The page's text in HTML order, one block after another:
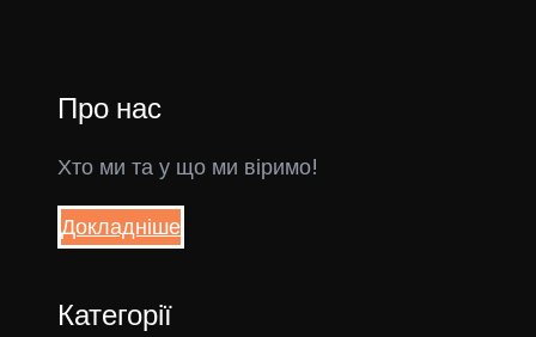
Про нас
Хто ми та у що ми віримо!
Докладніше
Категорії